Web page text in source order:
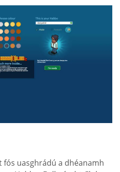
uasghrádú a dhéanamh